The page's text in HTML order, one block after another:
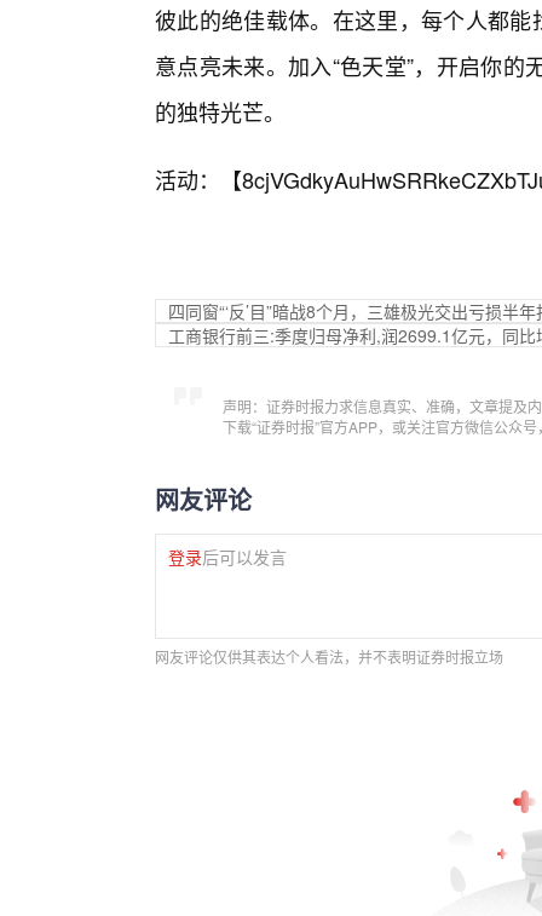
彼此的绝佳载体。在这里，每个人都
意点亮未来。加入“色天堂”，开启你
的独特光芒。
活动：【
四同窗“‘反’目”暗战8个月，三雄极光交出亏损半年
工商银行前三:季度归母净利,润2699.1亿元，同比
声明：证券时报力求信息真实、准确，文章提及
下载“证券时报”官方APP，或关注官方微信公众
网友评论
登录后可以发言
网友评论仅供其表达个人看法，并不表明证券时报立场